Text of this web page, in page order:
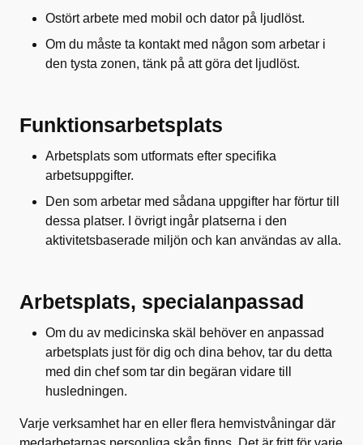
Ostört arbete med mobil och dator på ljudlöst.
Om du måste ta kontakt med någon som arbetar i
den tysta zonen, tänk på att göra det ljudlöst.
Funktionsarbetsplats
Arbetsplats som utformats efter specifika
arbetsuppgifter.
Den som arbetar med sådana uppgifter har förtur till
dessa platser. I övrigt ingår platserna i den
aktivitetsbaserade miljön och kan användas av alla.
Arbetsplats, specialanpassad
Om du av medicinska skäl behöver en anpassad
arbetsplats just för dig och dina behov, tar du detta
med din chef som tar din begäran vidare till
husledningen.
Varje verksamhet har en eller flera hemvistvåningar där